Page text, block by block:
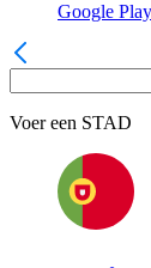
Google Play
Voer een STAD